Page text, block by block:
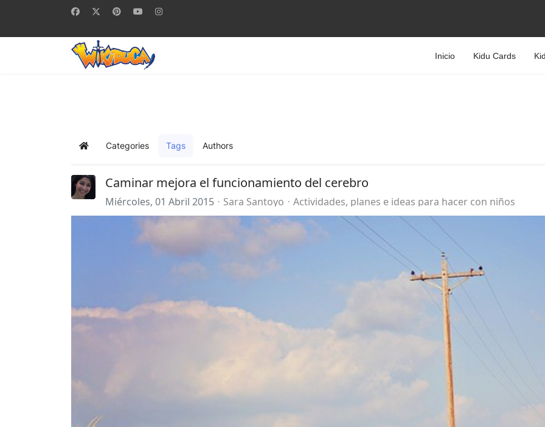
Inicio Kidu Cards
Home Categories Tags Authors
Caminar mejora el funcionamiento del cerebro
Miércoles, 01 Abril 2015 Sara Santoyo Actividades, planes e ideas para hacer con niños